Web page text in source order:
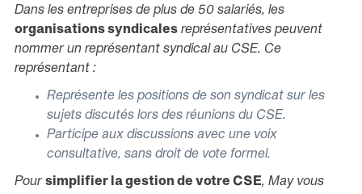
Dans les entreprises de plus de 50 salariés, les
organisations syndicales représentatives peuvent
nommer un représentant syndical au CSE. Ce
représentant :
Représente les positions de son syndicat sur les
sujets discutés lors des réunions du CSE.
Participe aux discussions avec une voix
consultative, sans droit de vote formel.
​Pour simplifier la gestion de votre CSE, May vous